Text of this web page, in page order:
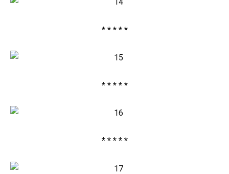
* * * * *
* * * * *
* * * * *